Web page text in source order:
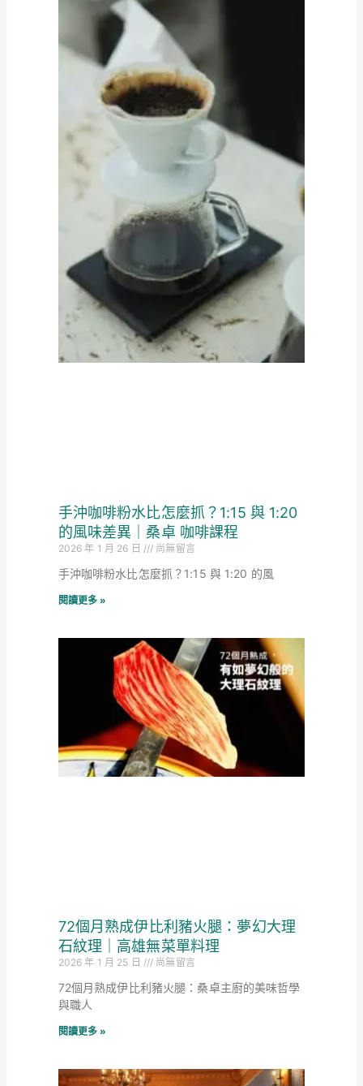
手沖咖啡粉水比怎麼抓？1:15 與 1:20
的風味差異｜桑卓 咖啡課程
2026 年 1 月 26 日 尚無留言
手沖咖啡粉水比怎麼抓？1:15 與 1:20 的風
閱讀更多 »
72個月熟成伊比利豬火腿：夢幻大理
石紋理｜高雄無菜單料理
2026 年 1 月 25 日 尚無留言
72個月熟成伊比利豬火腿：桑卓主廚的美味哲學
與職人
閱讀更多 »